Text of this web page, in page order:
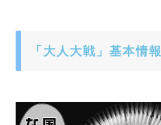
「大人大戦」基本情報